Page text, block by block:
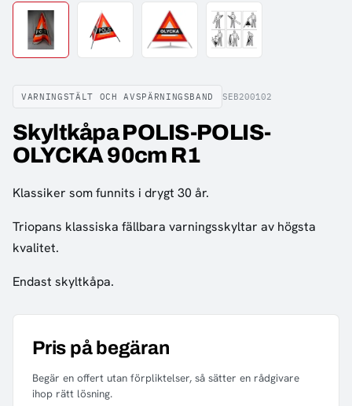
VARNINGSTÄLT OCH AVSPÄRNINGSBAND SEB200102
Skyltkåpa POLIS-POLIS-
OLYCKA 90cm R1
Klassiker som funnits i drygt 30 år.
Triopans klassiska fällbara varningsskyltar av högsta
kvalitet.
Endast skyltkåpa.
Pris på begäran
Begär en offert utan förpliktelser, så sätter en rådgivare
ihop rätt lösning.